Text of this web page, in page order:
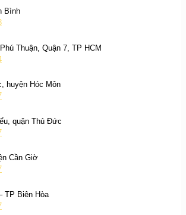
Bình
Thuận, Quận 7, TP HCM
huyện Hóc Môn
quận Thủ Đức
Cần Giờ
TP Biên Hòa